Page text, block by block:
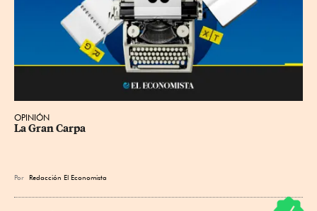
OPINIÓN
La Gran Carpa
Por Redacción El Economista